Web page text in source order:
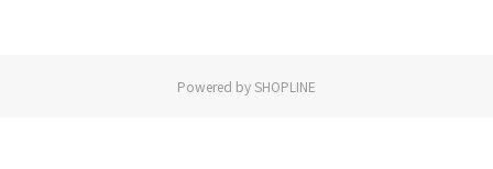
Powered by SHOPLINE